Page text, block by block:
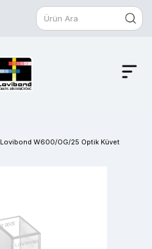
Lovibond W600/OG/25 Optik Küvet